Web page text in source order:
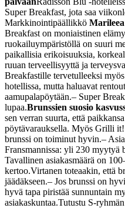
Super Breakfast, jota saa
Markkinointipäällikkö
Breakfast on moniaistinen
ruokailuympäristöllä on suuri
paikallisia erikoisuuksia,
ruuan terveellisyyttä ja
Breakfastille tervetulleeksi
hotellissa, mutta haluavat
aamupalapöytään.– Super
lupaa.Brunssien suosio
sen verran suurta, että
pöytävarauksella. Myös Grilli it!
brunssi on toiminut hyvin.–
Fransmannissa: yli 230 myytyä
Tavallinen asiakasmäärä on
kertoo.Virtanen toteaakin, että
jäädäkseen.– Jos brunssi on
hyvä tapa piristää sunnuntain
asiakaskuntaa.Tutustu S-